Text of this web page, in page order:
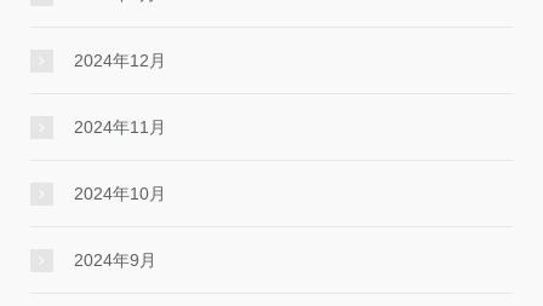
2024年12月
2024年11月
2024年10月
2024年9月